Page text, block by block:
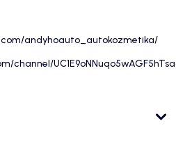
andyhoauto_autokozmetika/
channel/